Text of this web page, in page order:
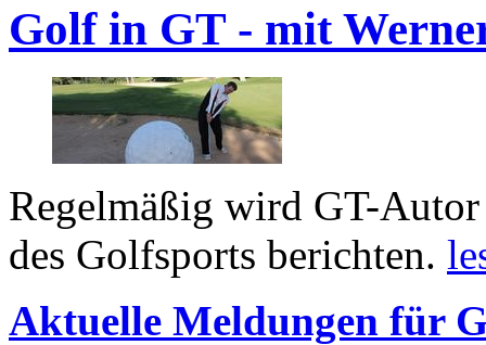
Golf in GT - mit
Regelmäßig wird GT-
des Golfsports berichten.
Aktuelle Meldungen für